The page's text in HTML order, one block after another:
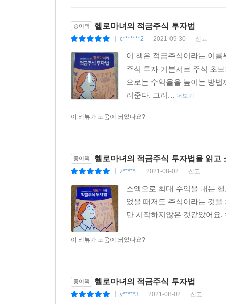
종이책 헬로마녀의 적금주식 투자법
c*******2 2021-09-30 신고
이 책은 적금주식이라는 이
주식 투자 기본서로 주식 초
으로는 수익율을 높이는 방
려준다. 그러... 더보기
이 리뷰가 도움이 되었나요?
종이책 헬로마녀의 적금주식 투자법을 읽고
z*****t 2021-08-02 신고
소액으로 최대 수익을 내는
었을 때저도 주식이라는 것
만 시작하지않은 것같았어요
이 리뷰가 도움이 되었나요?
종이책 헬로마녀의 적금주식 투자법
y*****3 2021-08-02 신고